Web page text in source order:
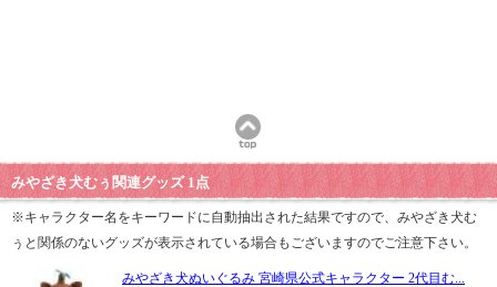
みやざき犬むぅ関連グッズ 1点
※キャラクター名をキーワードに自動抽出された結果ですので、みやざき犬む
ぅと関係のないグッズが表示されている場合もございますのでご注意下さい。
みやざき犬ぬいぐるみ 宮崎県公式キャラクター 2代目む...